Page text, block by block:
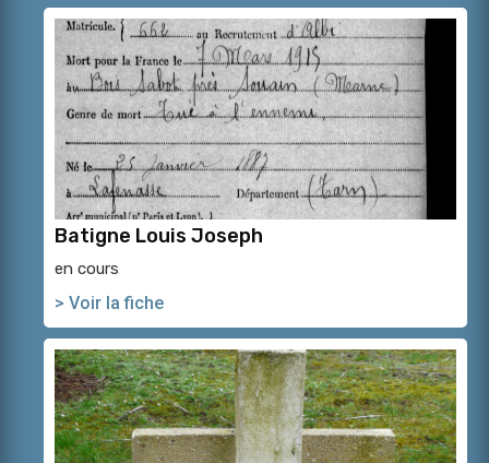
Batigne Louis Joseph
en cours
> Voir la fiche